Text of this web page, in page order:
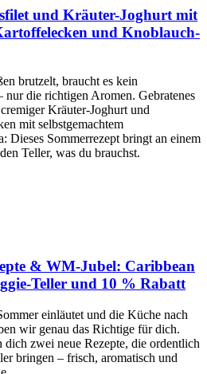
und Kräuter-Joghurt mit
und Knoblauch-
brutzelt, braucht es kein
nur die richtigen Aromen. Gebratenes
Kräuter-Joghurt und
mit selbstgemachtem
Dieses Sommerrezept bringt an einem
Teller, was du brauchst.
& WM-Jubel: Caribbean
Teller und 10 % Rabatt
einläutet und die Küche nach
wir genau das Richtige für dich.
dich zwei neue Rezepte, die ordentlich
bringen – frisch, aromatisch und